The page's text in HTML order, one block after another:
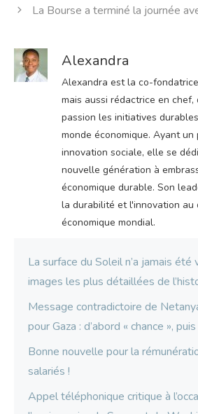
La Bourse a terminé la journée
Alexandra
Alexandra est la co-
mais aussi rédactrice en
passion les initiatives
monde économique. Ayant un
innovation sociale, elle se
nouvelle génération à
économique durable. Son
la durabilité et l'innovation
économique mondial.
La surface du Soleil n’a jamais été
images les plus détaillées de
Message contradictoire de
pour Gaza : d’abord « chance »,
Bonne nouvelle pour la
salariés !
Appel téléphonique critique à